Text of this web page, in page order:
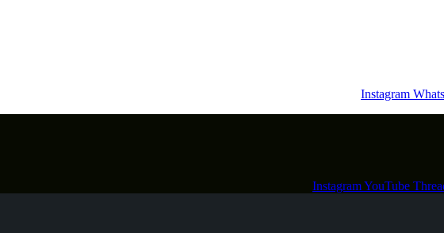
Instagram
InstagramYouTube